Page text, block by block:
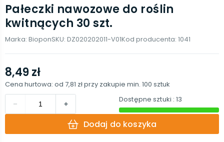
Pałeczki nawozowe do roślin
kwitnących 30 szt.
Marka: BioponSKU: DZ020202011-V01Kod producenta: 1041
8,49 zł
Cena hurtowa: od 7,81 złprzy zakupie min. 100 sztuk
Dostępne sztuki : 13
Dodaj do koszyka